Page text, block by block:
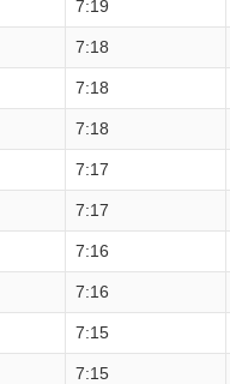
7:19
7:18
7:18
7:18
7:17
7:17
7:16
7:16
7:15
7:15